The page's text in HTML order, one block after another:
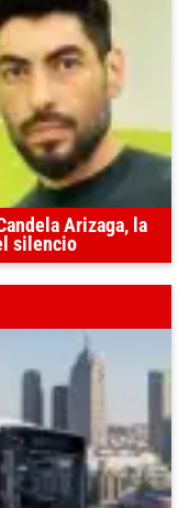
Arizaga, la
silencio